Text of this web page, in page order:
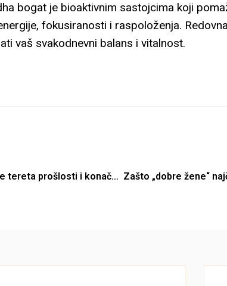
bogat je bioaktivnim sastojcima koji
fokusiranosti i raspoloženja.
vaš svakodnevni balans i vitalnost.
Kako da se oslobodite tereta prošlosti i konačno živite svoj život | Stefan Radović | Biz Balans 41